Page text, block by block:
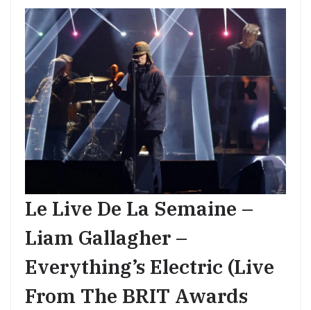
Le Live De La Semaine –
Liam Gallagher –
Everything’s Electric (Live
From The BRIT Awards